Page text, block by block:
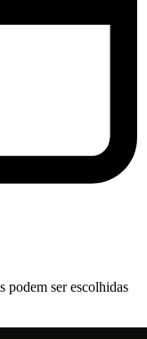
podem ser escolhidas